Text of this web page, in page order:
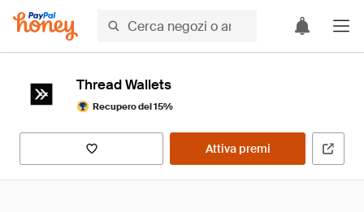
Thread Wallets
Recupero del 15%
Attiva premi